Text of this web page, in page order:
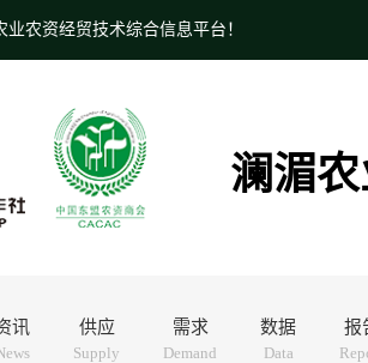
业农资经贸技术综合信息平台！
澜湄
讯 供应
Supply
需求
Demand
数据
Data
报